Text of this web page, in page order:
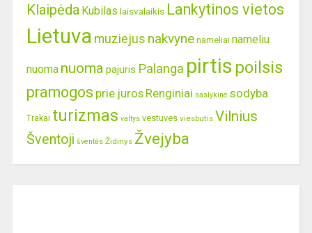
Klaipėda Kubilas laisvalaikis Lankytinos vietos
Lietuva muziejus nakvyne nameliai nameliu
nuoma nuoma pajuris Palanga pirtis poilsis
pramogos prie juros Renginiai saslykine sodyba
Trakai turizmas valtys vestuves viesbutis Vilnius
Šventoji šventės Židinys Žvejyba